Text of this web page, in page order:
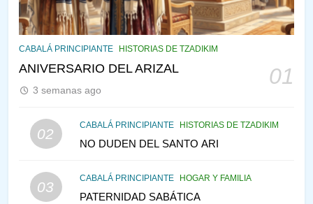
CABALÁ PRINCIPIANTE HISTORIAS DE TZADIKIM
ANIVERSARIO DEL ARIZAL 01
3 semanas ago
02
CABALÁ PRINCIPIANTE HISTORIAS DE TZADIKIM
NO DUDEN DEL SANTO ARI
03
CABALÁ PRINCIPIANTE HOGAR Y FAMILIA
PATERNIDAD SABÁTICA
144
CABALÁ Y JASIDUT: EL
CONSEJO DE LOS PADRES
145
TEMPLO Y LA ALEGRÍA EN